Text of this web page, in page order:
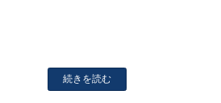
続きを読む